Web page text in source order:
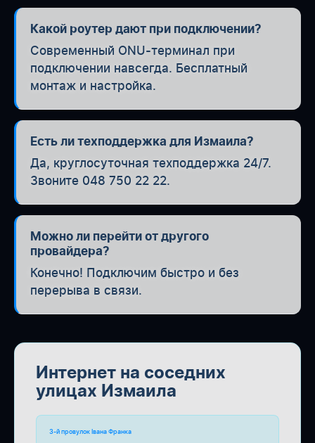
Какой роутер дают при подключении?
Современный ONU-терминал при
подключении навсегда. Бесплатный
монтаж и настройка.
Есть ли техподдержка для Измаила?
Да, круглосуточная техподдержка 24/7.
Звоните 048 750 22 22.
Можно ли перейти от другого
провайдера?
Конечно! Подключим быстро и без
перерыва в связи.
Интернет на соседних
улицах Измаила
3-й провулок Івана Франка